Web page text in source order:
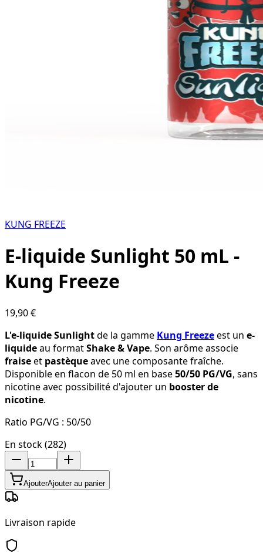
KUNG FREEZE
E-liquide Sunlight 50 mL -
Kung Freeze
19,90 €
L'e-liquide Sunlightde la gamme Kung Freezeest un e-
liquideau formatShake & Vape. Son arôme associe
fraiseet pastèqueavec une composante fraîche.
Disponible en flacon de 50 ml en base50/50 PG/VG, sans
nicotine avec possibilité d'ajouter un booster de
nicotine.
Ratio PG/VG : 50/50
En stock (282)
AjouterAjouter au panier
Livraison rapide